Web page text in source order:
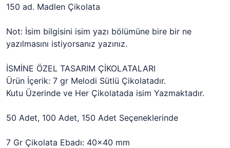
150 ad. Madlen Çikolata
Not: İsim bilgisini isim yazı bölümüne bire bir ne
yazılmasını istiyorsanız yazınız.
İSMİNE ÖZEL TASARIM ÇİKOLATALARI
Ürün İçerik: 7 gr Melodi Sütlü Çikolatadır.
Kutu Üzerinde ve Her Çikolatada isim Yazmaktadır.
50 Adet, 100 Adet, 150 Adet Seçeneklerinde
7 Gr Çikolata Ebadı: 40x40 mm